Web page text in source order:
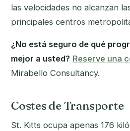
las velocidades no alcanzan
principales centros
¿No está seguro de qué
mejor a usted? Reserve una
Mirabello Consultancy.
Costes de Transporte
St. Kitts ocupa apenas 176